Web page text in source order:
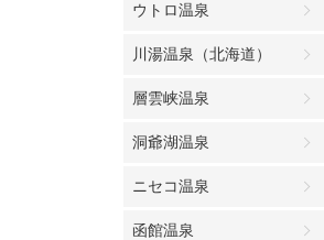
ウトロ温泉
川湯温泉（北海道）
層雲峡温泉
洞爺湖温泉
ニセコ温泉
函館温泉